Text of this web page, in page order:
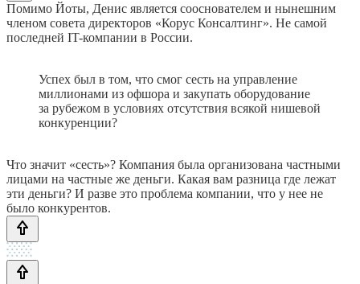
Помимо Йоты, Денис является сооснователем и нынешним
членом совета директоров «Корус Консалтинг». Не самой
последней IT-компании в России.
Успех был в том, что смог сесть на управление
миллионами из офшора и закупать оборудование
за рубежом в условиях отсутствия всякой нишевой
конкуренции?
Что значит «сесть»? Компания была организована частными
лицами на частные же деньги. Какая вам разница где лежат
эти деньги? И разве это проблема компании, что у нее не
было конкурентов.